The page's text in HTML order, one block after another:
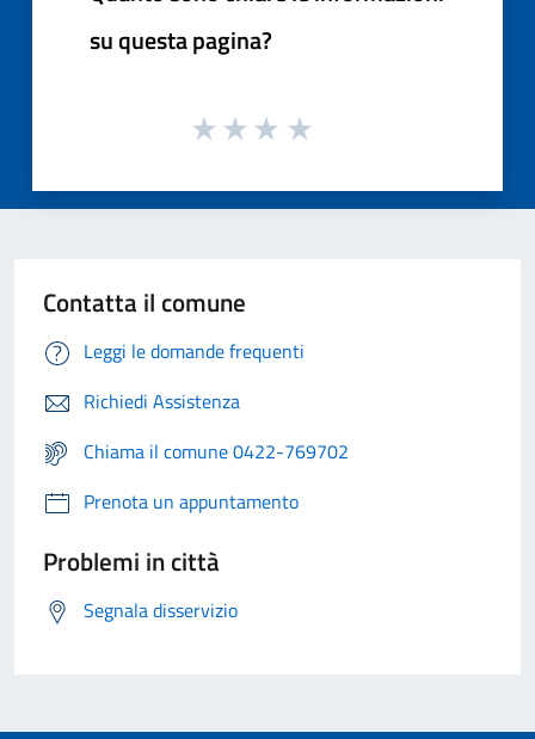
su questa pagina?
Contatta il comune
Leggi le domande frequenti
Richiedi Assistenza
Chiama il comune 0422-769702
Prenota un appuntamento
Problemi in città
Segnala disservizio